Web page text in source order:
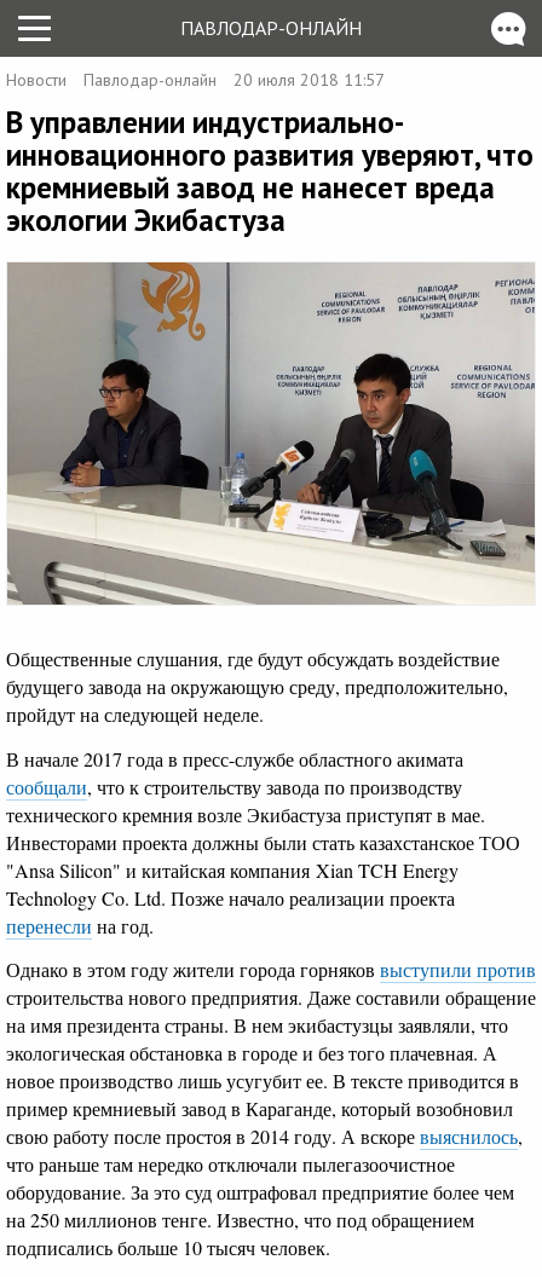
ПАВЛОДАР-ОНЛАЙН
Новости Павлодар-онлайн 20 июля 2018 11:57
В управлении индустриально-
инновационного развития уверяют, что
кремниевый завод не нанесет вреда
экологии Экибастуза
Общественные слушания, где будут обсуждать воздействие
будущего завода на окружающую среду, предположительно,
пройдут на следующей неделе.
В начале 2017 года в пресс-службе областного акимата
сообщали, что к строительству завода по производству
технического кремния возле Экибастуза приступят в мае.
Инвесторами проекта должны были стать казахстанское ТОО
"Ansa Silicon" и китайская компания Xian TCH Energy
Technology Co. Ltd. Позже начало реализации проекта
перенесли на год.
Однако в этом году жители города горняков выступили против
строительства нового предприятия. Даже составили обращение
на имя президента страны. В нем экибастузцы заявляли, что
экологическая обстановка в городе и без того плачевная. А
новое производство лишь усугубит ее. В тексте приводится в
пример кремниевый завод в Караганде, который возобновил
свою работу после простоя в 2014 году. А вскоревыяснилось,
что раньше там нередко отключали пылегазоочистное
оборудование. За это суд оштрафовал предприятие более чем
на 250 миллионов тенге. Известно, что под обращением
подписались больше 10 тысяч человек.